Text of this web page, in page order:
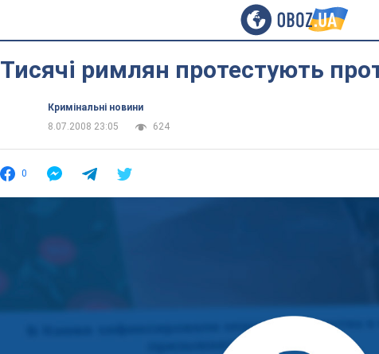
Тисячі римлян протестують
Кримінальні новини
8.07.2008 23:05
624
0